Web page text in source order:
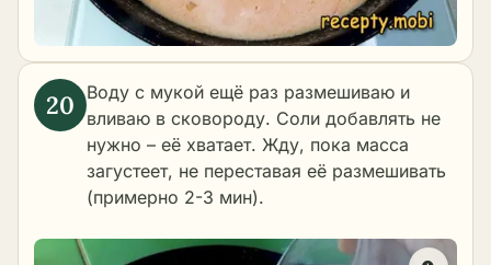
Воду с мукой ещё раз размешиваю и
вливаю в сковороду. Соли добавлять не
нужно – её хватает. Жду, пока масса
загустеет, не переставая её размешивать
(примерно 2-3 мин).